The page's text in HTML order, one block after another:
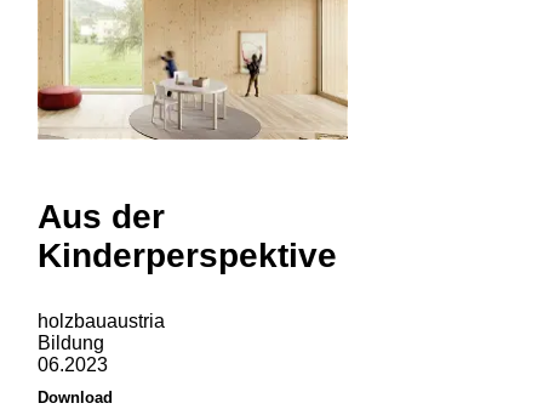
Aus der
Kinderperspektive
holzbauaustria
Bildung
06.2023
Download